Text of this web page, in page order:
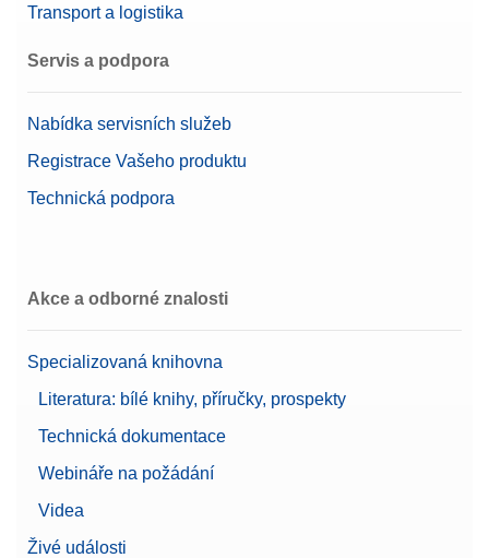
Transport a logistika
Servis a podpora
Nabídka servisních služeb
Registrace Vašeho produktu
Technická podpora
Akce a odborné znalosti
Specializovaná knihovna
Literatura: bílé knihy, příručky, prospekty
Technická dokumentace
Webináře na požádání
Videa
Živé události